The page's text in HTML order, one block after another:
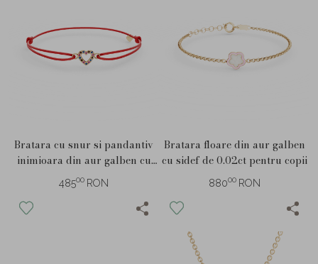
Bratara cu snur si pandantiv
inimioara din aur galben cu
zirconii multicolore pentru
copii
48500 RON
Bratara floare din aur galben
cu sidef de 0.02ct pentru copii
88000 RON